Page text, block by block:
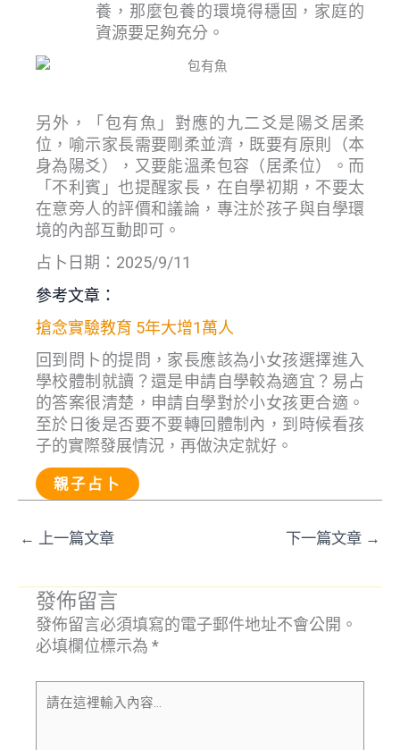
養，那麼包養的環境得穩固，家庭的
資源要足夠充分。
另外，「包有魚」對應的九二爻是陽爻居柔
位，喻示家長需要剛柔並濟，既要有原則（本
身為陽爻），又要能溫柔包容（居柔位）。而
「不利賓」也提醒家長，在自學初期，不要太
在意旁人的評價和議論，專注於孩子與自學環
境的內部互動即可。
占卜日期：2025/9/11
參考文章：
搶念實驗教育 5年大增1萬人
回到問卜的提問，家長應該為小女孩選擇進入
學校體制就讀？還是申請自學較為適宜？易占
的答案很清楚，申請自學對於小女孩更合適。
至於日後是否要不要轉回體制內，到時候看孩
子的實際發展情況，再做決定就好。
親子占卜
← 上一篇文章 下一篇文章 →
發佈留言
發佈留言必須填寫的電子郵件地址不會公開。
必填欄位標示為 *
在